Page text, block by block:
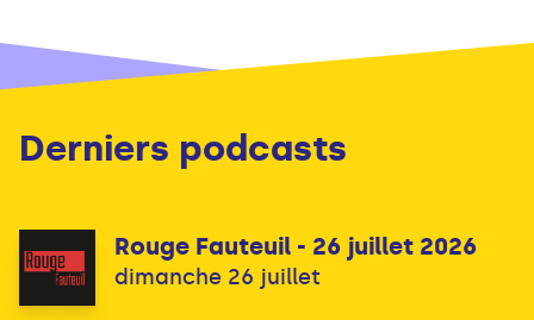
Derniers podcasts
Rouge Fauteuil - 26 juillet 2026
dimanche 26 juillet